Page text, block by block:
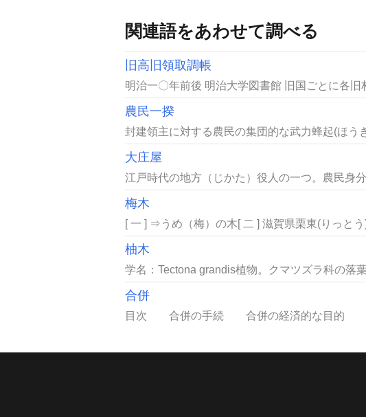
関連語をあわせて調べる
旧高旧領取調帳
明治一〇年前後 明治大学図書館 旧国ごとに各
農民一揆
封建領主に対する農民の集団的な武力蜂起(ほう
大庄屋
江戸時代の地方（じかた）役人の一つ。農民身
梅木
[ 一 ] ⇒うめ（梅）の木[ 二 ] 滋賀県栗東(りっと
柚木
学名：Tectona grandis植物。クマツズラ科の落葉
合併
目次 合併の手続 合併の経済的な目的